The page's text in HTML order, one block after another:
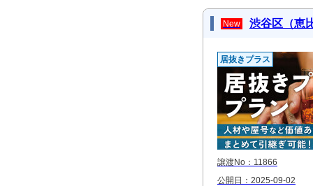
New 渋谷区（恵
居抜きプラス
譲渡No：11866
公開日：2025-09-02